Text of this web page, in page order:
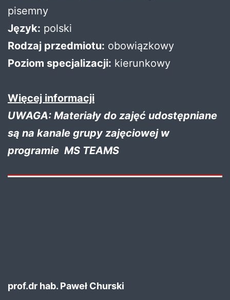
pisemny
Język: polski
Rodzaj przedmiotu: obowiązkowy
Poziom specjalizacji: kierunkowy
Więcej informacji
UWAGA: Materiały do zajęć udostępniane
są na kanale grupy zajęciowej w
programie MS TEAMS
prof.dr hab. Paweł Churski